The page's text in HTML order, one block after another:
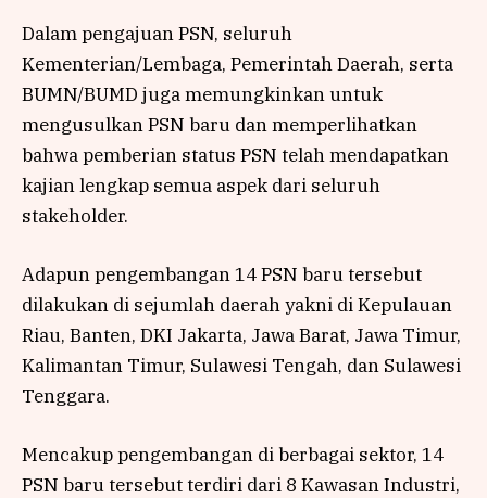
Dalam pengajuan PSN, seluruh
Kementerian/Lembaga, Pemerintah Daerah, serta
BUMN/BUMD juga memungkinkan untuk
mengusulkan PSN baru dan memperlihatkan
bahwa pemberian status PSN telah mendapatkan
kajian lengkap semua aspek dari seluruh
stakeholder.
Adapun pengembangan 14 PSN baru tersebut
dilakukan di sejumlah daerah yakni di Kepulauan
Riau, Banten, DKI Jakarta, Jawa Barat, Jawa Timur,
Kalimantan Timur, Sulawesi Tengah, dan Sulawesi
Tenggara.
Mencakup pengembangan di berbagai sektor, 14
PSN baru tersebut terdiri dari 8 Kawasan Industri,